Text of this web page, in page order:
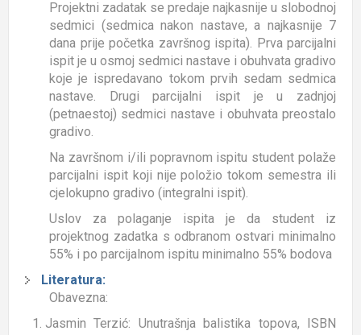
Projektni zadatak se predaje najkasnije u slobodnoj
sedmici (sedmica nakon nastave, a najkasnije 7
dana prije početka završnog ispita). Prva parcijalni
ispit je u osmoj sedmici nastave i obuhvata gradivo
koje je ispredavano tokom prvih sedam sedmica
nastave. Drugi parcijalni ispit je u zadnjoj
(petnaestoj) sedmici nastave i obuhvata preostalo
gradivo.
Na završnom i/ili popravnom ispitu student polaže
parcijalni ispit koji nije položio tokom semestra ili
cjelokupno gradivo (integralni ispit).
Uslov za polaganje ispita je da student iz
projektnog zadatka s odbranom ostvari minimalno
55% i po parcijalnom ispitu minimalno 55% bodova
Literatura:
Obavezna:
Jasmin Terzić: Unutrašnja balistika topova, ISBN